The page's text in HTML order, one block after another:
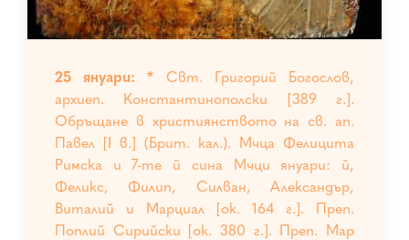
25 януари: * Свт. Григорий Богослов,
архиеп. Константинополски [389 г.].
Обръщане в християнството на св. ап.
Павел [І в.] (Брит. кал.). Мчца Фелицита
Римска и 7-те й сина Мчци януари: й,
Феликс, Филип, Силван, Александър,
Виталий и Марциал [ок. 164 г.]. Преп.
Поплий Сирийски [ок. 380 г.]. Преп. Мар